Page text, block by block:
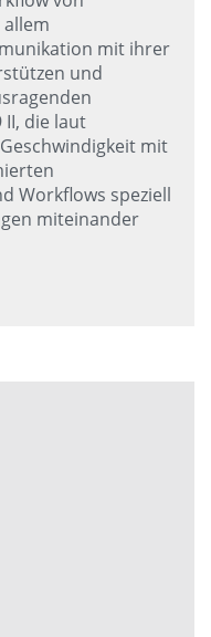
mit ihrer
und
II, die laut
mit
Workflows speziell
miteinander